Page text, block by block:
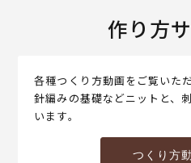
作り方
各種つくり方動画をご覧いた
針編みの基礎などニットと、
います。
つくり方